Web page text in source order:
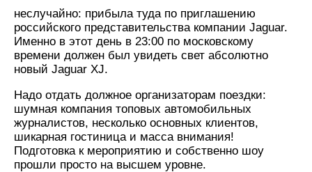
неслучайно: прибыла туда по приглашению
российского представительства компании Jaguar.
Именно в этот день в 23:00 по московскому
времени должен был увидеть свет абсолютно
новый Jaguar XJ.
Надо отдать должное организаторам поездки:
шумная компания топовых автомобильных
журналистов, несколько основных клиентов,
шикарная гостиница и масса внимания!
Подготовка к мероприятию и собственно шоу
прошли просто на высшем уровне.